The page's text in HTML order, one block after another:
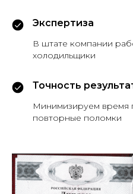
Экспертиза
В штате компании
холодильщики
Точность
Минимизируем время
повторные поломки